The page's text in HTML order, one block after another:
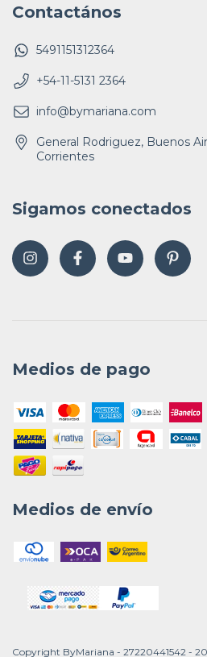
Contactános
5491151312364
+54-11-5131 2364
info@bymariana.com
General Rodriguez, Buenos
Corrientes
Sigamos conectados
Medios de pago
Medios de envío
Copyright ByMariana - 27220441542 -